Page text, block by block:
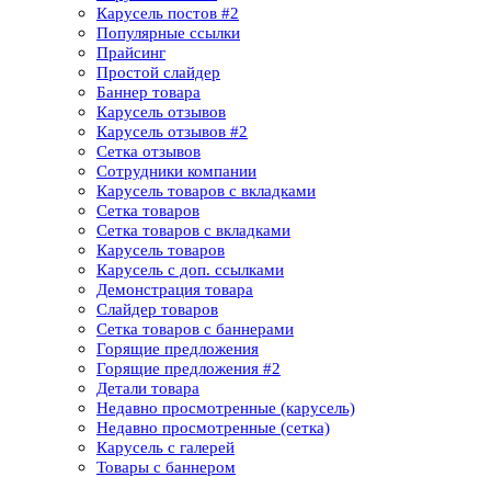
Карусель постов #2
Популярные ссылки
Прайсинг
Простой слайдер
Баннер товара
Карусель отзывов
Карусель отзывов​ #2
Сетка отзывов
Сотрудники компании​
Карусель товаров с вкладками
Сетка товаров
Сетка товаров с вкладками​
Карусель товаров
Карусель с доп. ссылками
Демонстрация товара
Слайдер товаров
Сетка товаров с баннерами​
Горящие предложения
Горящие предложения​ #2
Детали товара
Недавно просмотренные (карусель)
Недавно просмотренные (сетка)​
Карусель с галерей
Товары с баннером